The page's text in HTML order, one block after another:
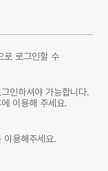
로 로그인할 수
인하셔야 가능합니다.
이용해 주세요.
이용해주세요.